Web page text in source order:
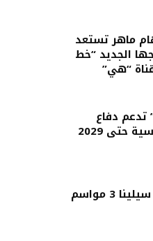
ماهر تستعد
الجديد “خط
“هي”
تدعم دفاع
حتى 2029
3 مواسم